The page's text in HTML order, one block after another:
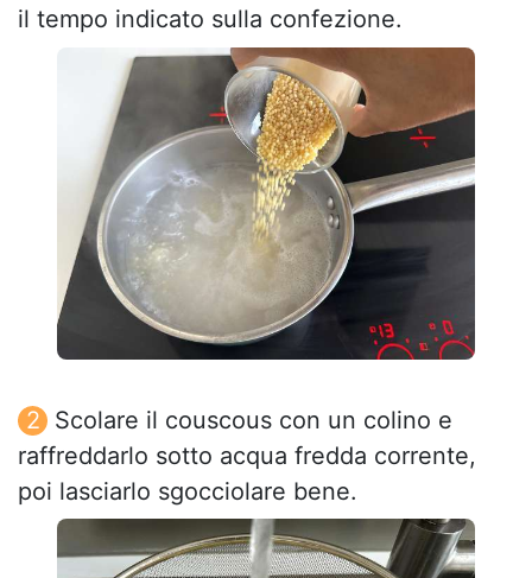
il tempo indicato sulla confezione.
Scolare il couscous con un colino e
raffreddarlo sotto acqua fredda corrente,
poi lasciarlo sgocciolare bene.